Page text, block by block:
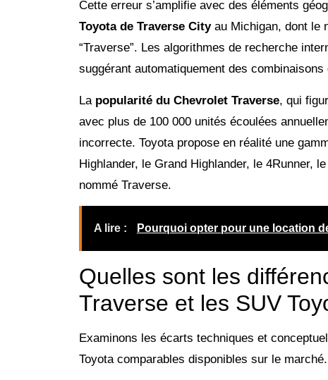
Cette erreur s’amplifie avec des éléments
Toyota de Traverse Cityau Michigan, dont le
“Traverse”. Les algorithmes de recherche
suggérant automatiquement des
La popularité du Chevrolet Traverse, qui
avec plus de 100 000 unités écoulées
incorrecte. Toyota propose en réalité une
Highlander, le Grand Highlander, le 4Runner,
nommé Traverse.
A lire : Pourquoi opter pour une location
Quelles sont les
Traverse et les SUV
Examinons les écarts techniques et
Toyota comparables disponibles sur le marché.